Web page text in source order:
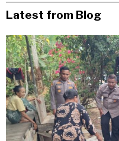
Latest from Blog